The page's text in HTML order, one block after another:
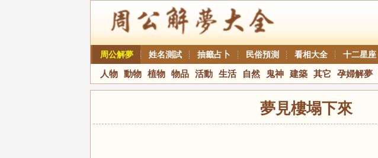
周公解夢
姓名測試 抽籤占卜 民俗預測 看相大全 十二星座
人物 動物 植物 物品 活動 生活 自然 鬼神 建築 其它 孕婦解夢
夢見樓塌下來